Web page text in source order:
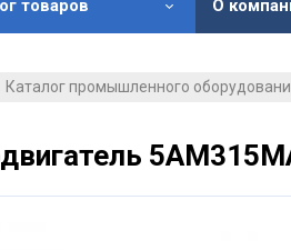
товаров О
Каталог промышленного